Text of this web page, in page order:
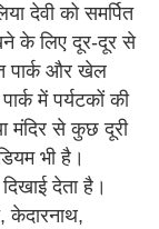
देवी को समर्पित
के लिए दूर-दूर से
पार्क और खेल
में पर्यटकों की
मंदिर से कुछ दूरी
भी है।
देता है।
केदारनाथ,